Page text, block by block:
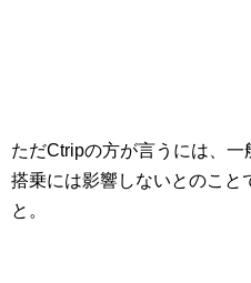
ただCtripの方が言うには、
搭乗には影響しないとのこと
と。